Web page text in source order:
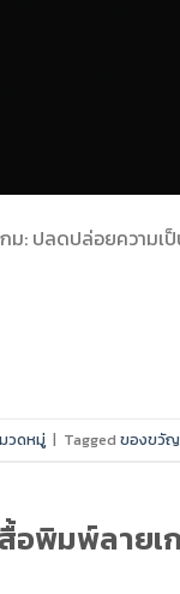
ม: ปลดปล่อยความเ
วดหมู่ | Tagged ของขวัญ
อพิมพ์ลายเ